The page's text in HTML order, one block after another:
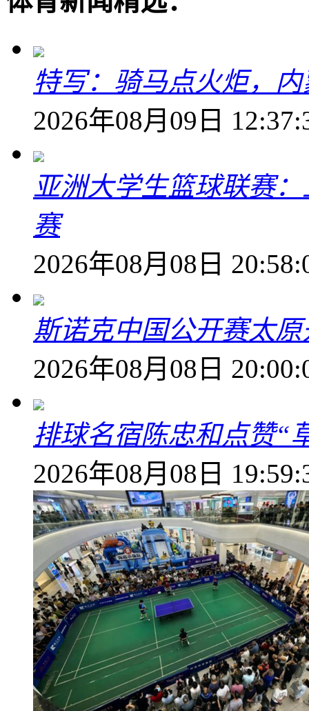
特写：骑马点火炬，
2026年08月09日
亚洲大学生篮球联赛
赛
2026年08月08日
斯诺克中国公开赛太
2026年08月08日
排球名宿陈忠和点赞“
2026年08月08日